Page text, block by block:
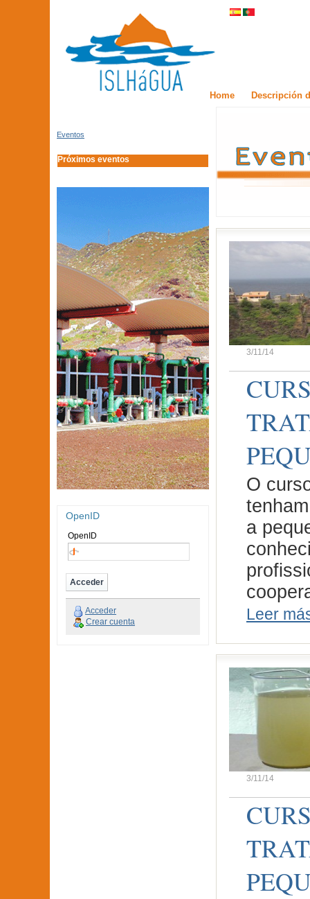
Home Descripción
Eventos
Próximos eventos
OpenID
OpenID
Acceder
Crear cuenta
3/11/14
O
a
Leer
3/11/14